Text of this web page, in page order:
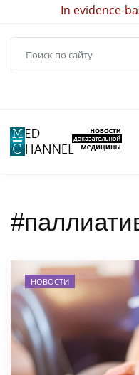
In evidence-
НОВОСТИ